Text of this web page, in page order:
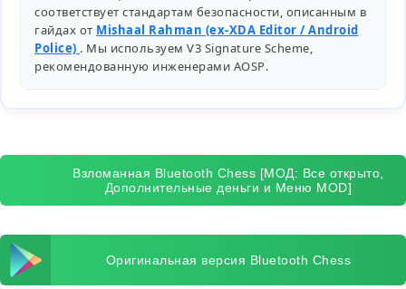
соответствует стандартам безопасности, описанным в
гайдах от Mishaal Rahman (ex-XDA Editor / Android
Police) . Мы используем V3 Signature Scheme,
рекомендованную инженерами AOSP.
Взломанная Bluetooth Chess [МОД: Все открыто,
Дополнительные деньги и Меню MOD]
Оригинальная версия Bluetooth Chess